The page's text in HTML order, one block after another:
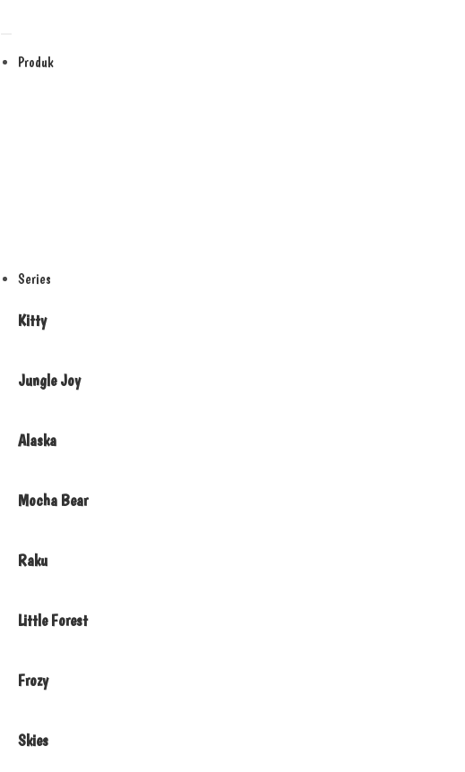
Produk
Series
Kitty
Jungle Joy
Alaska
Mocha Bear
Raku
Little Forest
Frozy
Skies